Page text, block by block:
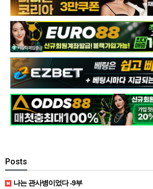
Posts
나는 관사병이었다 -9부